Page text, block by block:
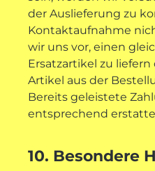
der Auslieferung zu
Kontaktaufnahme
wir uns vor, einen
Ersatzartikel zu
Artikel aus der
Bereits geleistete
entsprechend
10. Besondere